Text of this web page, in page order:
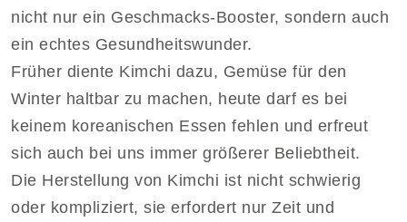
nicht nur ein Geschmacks-Booster, sondern auch
ein echtes Gesundheitswunder.
Früher diente Kimchi dazu, Gemüse für den
Winter haltbar zu machen, heute darf es bei
keinem koreanischen Essen fehlen und erfreut
sich auch bei uns immer größerer Beliebtheit.
Die Herstellung von Kimchi ist nicht schwierig
oder kompliziert, sie erfordert nur Zeit und